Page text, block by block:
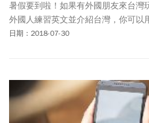
暑假要到啦！如果有外國朋友來台灣
外國人練習英文並介紹台灣，你可以
日期：2018-07-30